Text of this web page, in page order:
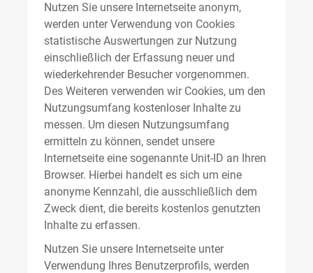
Nutzen Sie unsere Internetseite anonym,
werden unter Verwendung von Cookies
statistische Auswertungen zur Nutzung
einschließlich der Erfassung neuer und
wiederkehrender Besucher vorgenommen.
Des Weiteren verwenden wir Cookies, um den
Nutzungsumfang kostenloser Inhalte zu
messen. Um diesen Nutzungsumfang
ermitteln zu können, sendet unsere
Internetseite eine sogenannte Unit-ID an Ihren
Browser. Hierbei handelt es sich um eine
anonyme Kennzahl, die ausschließlich dem
Zweck dient, die bereits kostenlos genutzten
Inhalte zu erfassen.
Nutzen Sie unsere Internetseite unter
Verwendung Ihres Benutzerprofils, werden